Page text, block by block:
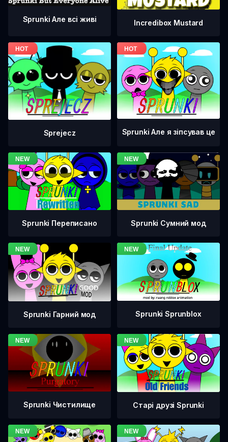
Sprunki Але всі живі Incredibox Mustard
Sprejecz Sprunki Але я зіпсував це
Sprunki Переписано Sprunki Сумний мод
Sprunki Гарний мод Sprunki Sprunblox
Sprunki Чистилище Старі друзі Sprunki